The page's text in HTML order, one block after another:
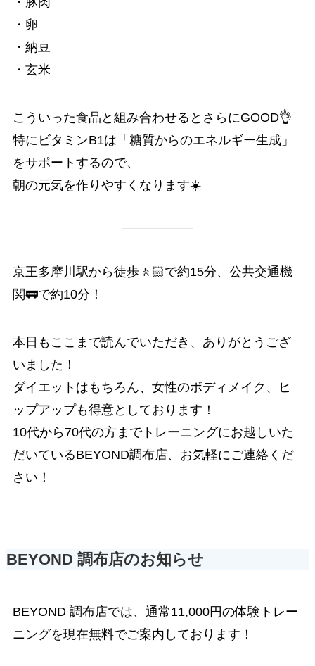
・卵
・納豆
・玄米
こういった食品と組み合わせるとさらにGOOD👌
特にビタミンB1は「糖質からのエネルギー生成」
をサポートするので、
朝の元気を作りやすくなります☀️
京王多摩川駅から徒歩🚶🏻で約15分、公共交通機
関🚃で約10分！
本日もここまで読んでいただき、ありがとうござ
いました！
ダイエットはもちろん、女性のボディメイク、ヒ
ップアップも得意としております！
10代から70代の方までトレーニングにお越しいた
だいているBEYOND調布店、お気軽にご連絡くだ
さい！
BEYOND 調布店のお知らせ
BEYOND 調布店では、通常11,000円の体験トレー
ニングを現在無料でご案内しております！